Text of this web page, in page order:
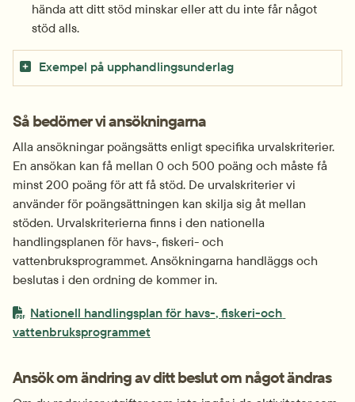
hända att ditt stöd minskar eller att du inte får något
stöd alls.
Exempel på upphandlingsunderlag
Så bedömer vi ansökningarna
Alla ansökningar poängsätts enligt specifika urvalskriterier.
En ansökan kan få mellan 0 och 500 poäng och måste få
minst 200 poäng för att få stöd. De urvalskriterier vi
använder för poängsättningen kan skilja sig åt mellan
stöden. Urvalskriterierna finns i den nationella
handlingsplanen för havs-, fiskeri- och
vattenbruksprogrammet. Ansökningarna handläggs och
beslutas i den ordning de kommer in.
PDF-fil.
Nationell handlingsplan för havs-, fiskeri-och
vattenbruksprogrammet
Ansök om ändring av ditt beslut om något ändras